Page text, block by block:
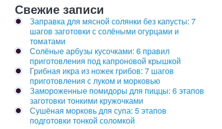
Свежие записи
Заправка для мясной солянки без капусты: 7
шагов заготовки с солёными огурцами и
томатами
Солёные арбузы кусочками: 6 правил
приготовления под капроновой крышкой
Грибная икра из ножек грибов: 7 шагов
приготовления с луком и морковью
Замороженные помидоры для пиццы: 6 этапов
заготовки тонкими кружочками
Сушёная морковь для супа: 5 этапов
подготовки тонкой соломкой